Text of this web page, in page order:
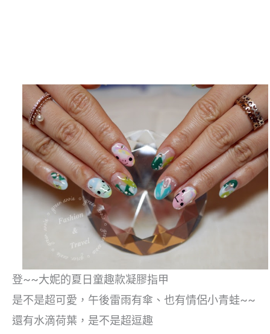
登~~大妮的夏日童趣款凝膠指甲
是不是超可愛，午後雷雨有傘、也有情侶小青蛙~~
還有水滴荷葉，是不是超逗趣